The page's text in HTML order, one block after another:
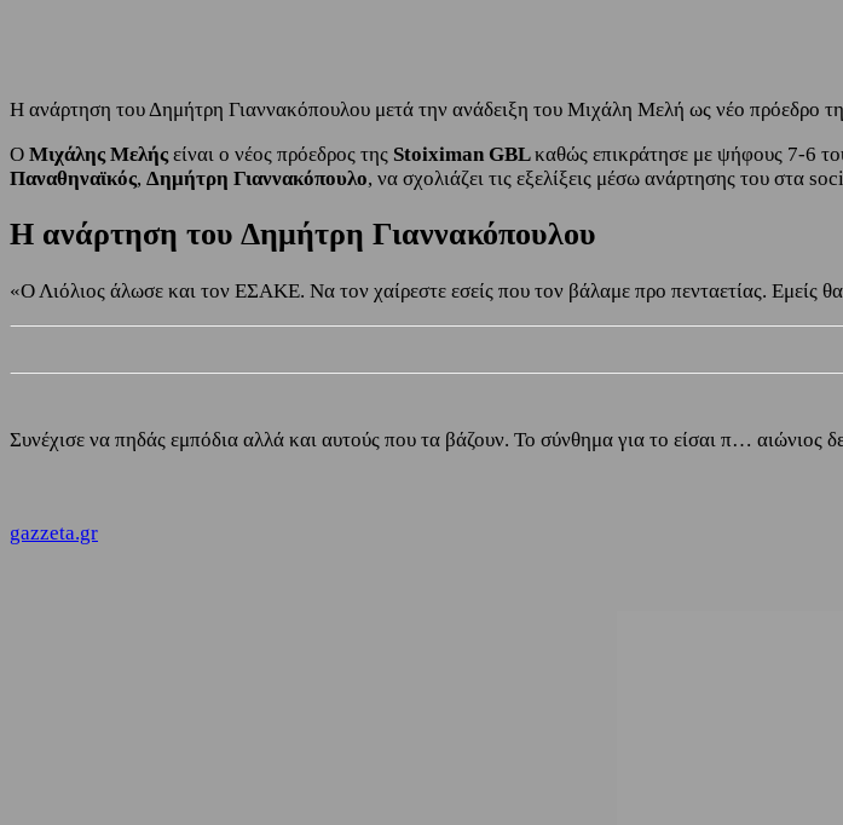
Η ανάρτηση του Δημήτρη Γιαννακόπουλου μετά την ανάδειξη του Μιχάλη Μελή ως νέο πρόεδρο
Ο Μιχάλης Μελής είναι ο νέος πρόεδρος της Stoiximan GBLκαθώς επικράτησε με ψήφους 7-6
Παναθηναϊκός, Δημήτρη Γιαννακόπουλο, να σχολιάζει τις εξελίξεις μέσω ανάρτησης του στα
Η ανάρτηση του Δημήτρη Γιαννακόπουλου
«Ο Λιόλιος άλωσε και τον ΕΣΑΚΕ. Να τον χαίρεστε εσείς που τον βάλαμε προ πενταετίας. Εμείς
Συνέχισε να πηδάς εμπόδια αλλά και αυτούς που τα βάζουν. Το σύνθημα για το είσαι π… αιώνιος
gazzeta.gr